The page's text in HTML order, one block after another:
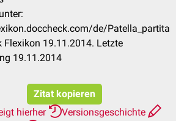
de/Patella_partita
Flexikon 19.11.2014. Letzte
19.11.2014
Zitat kopieren
hierher
Versionsgeschichte